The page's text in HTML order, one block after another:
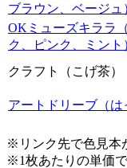
ブラウン、ベージュ
OKミューズキララ
ク、ピンク、ミント
クラフト（こげ茶）
アートドリーブ（は
※リンク先で色見本
※1枚あたりの単価